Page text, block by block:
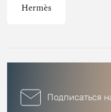
Hermès
Подписаться